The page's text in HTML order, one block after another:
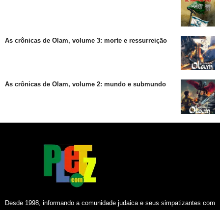
As crônicas de Olam, volume 3: morte e ressurreição
As crônicas de Olam, volume 2: mundo e submundo
Desde 1998, informando a comunidade judaica e seus simpatizantes com